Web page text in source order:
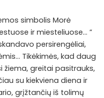
simbolis Morė
ir miesteliuose… ”
persirengėliai,
Tikėkimės, kad daug
žiema, greitai pasitrauks,
su kiekviena diena ir
grįžtančių iš tolimų